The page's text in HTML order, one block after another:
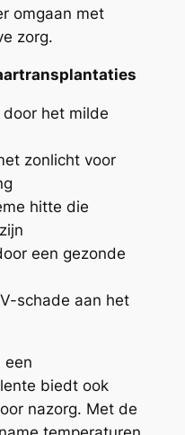
omgaan met
zorg.
het milde
zonlicht voor
hitte die
een gezonde
schade aan het
een
biedt ook
nazorg. Met de